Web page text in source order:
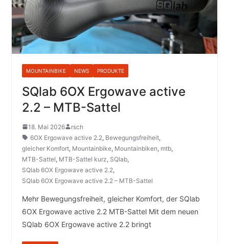
MOUNTAINBIKE NEWS PRODUKTE
SQlab 6OX Ergowave active
2.2 – MTB-Sattel
18. Mai 2026
rsch
6OX Ergowave active 2.2, Bewegungsfreiheit,
gleicher Komfort, Mountainbike, Mountainbiken, mtb,
MTB-Sattel, MTB-Sattel kurz, SQlab,
SQlab 6OX Ergowave active 2.2,
SQlab 6OX Ergowave active 2.2 – MTB-Sattel
Mehr Bewegungsfreiheit, gleicher Komfort, der SQlab
6OX Ergowave active 2.2 MTB-Sattel Mit dem neuen
SQlab 6OX Ergowave active 2.2 bringt